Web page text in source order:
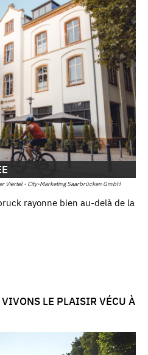
Viertel - City-Marketing Saarbrücken GmbH
rayonne bien au-delà de la
LE PLAISIR VÉCU À